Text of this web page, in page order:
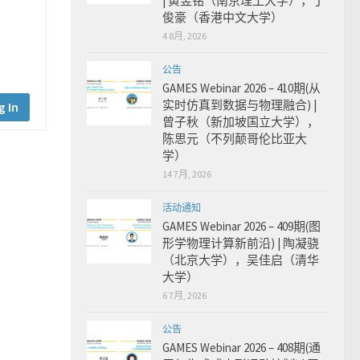
In
俊豪（香港中文大学）
4 8月, 2026
公告
GAMES Webinar 2026 – 410期(从
实时仿真到数据与物理融合) |
曾子秋（新加坡国立大学），
陈思元（不列颠哥伦比亚大
学）
14 7月, 2026
活动通知
GAMES Webinar 2026 – 409期(图
形学物理计算新前沿) | 陶凝骁
（北京大学），吴佳启（清华
大学）
6 7月, 2026
公告
GAMES Webinar 2026 – 408期(通